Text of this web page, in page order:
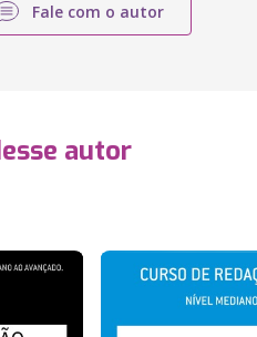
Fale com o autor
autor